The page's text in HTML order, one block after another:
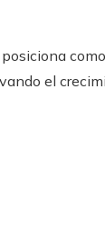
el